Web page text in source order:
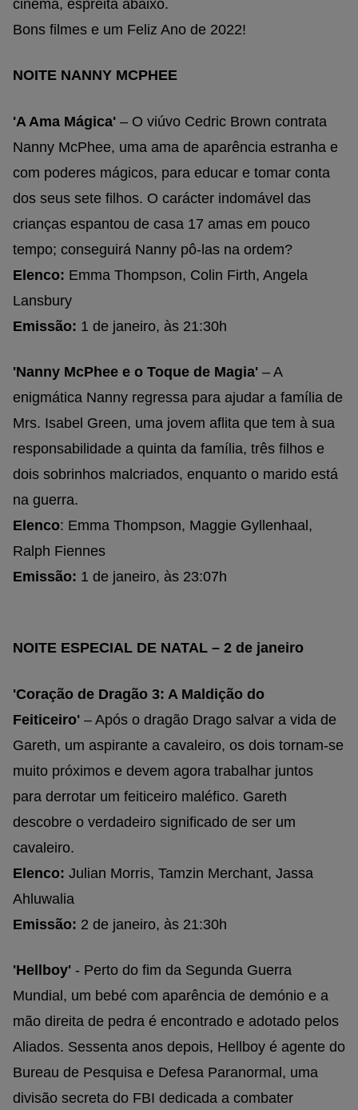
cinema, espreita abaixo.
Bons filmes e um Feliz Ano de 2022!
NOITE NANNY MCPHEE
'A Ama Mágica' – O viúvo Cedric Brown contrata
Nanny McPhee, uma ama de aparência estranha e
com poderes mágicos, para educar e tomar conta
dos seus sete filhos. O carácter indomável das
crianças espantou de casa 17 amas em pouco
tempo; conseguirá Nanny pô-las na ordem?
Elenco: Emma Thompson, Colin Firth, Angela
Lansbury
Emissão: 1 de janeiro, às 21:30h
'Nanny McPhee e o Toque de Magia' – A
enigmática Nanny regressa para ajudar a família de
Mrs. Isabel Green, uma jovem aflita que tem à sua
responsabilidade a quinta da família, três filhos e
dois sobrinhos malcriados, enquanto o marido está
na guerra.
Elenco: Emma Thompson, Maggie Gyllenhaal,
Ralph Fiennes
Emissão: 1 de janeiro, às 23:07h
NOITE ESPECIAL DE NATAL – 2 de janeiro
'Coração de Dragão 3: A Maldição do
Feiticeiro' – Após o dragão Drago salvar a vida de
Gareth, um aspirante a cavaleiro, os dois tornam-se
muito próximos e devem agora trabalhar juntos
para derrotar um feiticeiro maléfico. Gareth
descobre o verdadeiro significado de ser um
cavaleiro.
Elenco: Julian Morris, Tamzin Merchant, Jassa
Ahluwalia
Emissão: 2 de janeiro, às 21:30h
'Hellboy' - Perto do fim da Segunda Guerra
Mundial, um bebé com aparência de demónio e a
mão direita de pedra é encontrado e adotado pelos
Aliados. Sessenta anos depois, Hellboy é agente do
Bureau de Pesquisa e Defesa Paranormal, uma
divisão secreta do FBI dedicada a combater